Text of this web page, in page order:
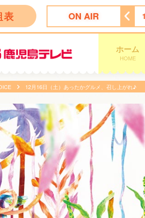
表 ON AIR
ｗｓ ｄａｙｓ 11:47 ぽかぽか
ホーム
HOME
12月16日（土）あったかグルメ、召し上がれ♪